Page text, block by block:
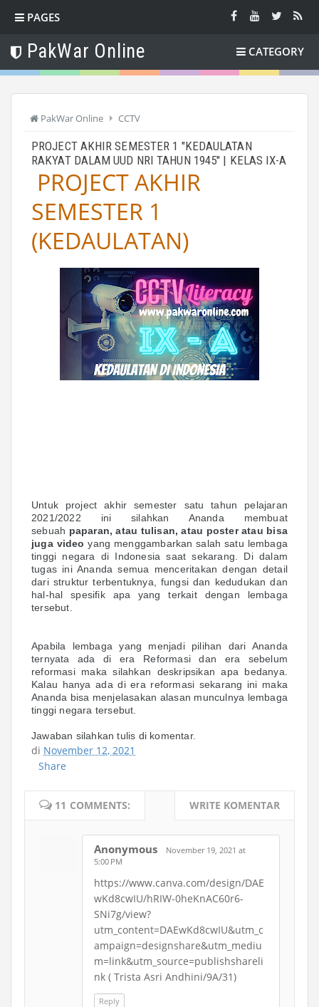
PAGES
PakWar Online CATEGORY
PakWar Online CCTV
PROJECT AKHIR SEMESTER 1 "KEDAULATAN
RAKYAT DALAM UUD NRI TAHUN 1945" | KELAS IX-A
PROJECT AKHIR
SEMESTER 1
(KEDAULATAN)
Untuk project akhir semester satu tahun pelajaran
2021/2022 ini silahkan Ananda membuat
sebuah paparan, atau tulisan, atau poster atau bisa
juga videoyang menggambarkan salah satu lembaga
tinggi negara di Indonesia saat sekarang. Di dalam
tugas ini Ananda semua menceritakan dengan detail
dari struktur terbentuknya, fungsi dan kedudukan dan
hal-hal spesifik apa yang terkait dengan lembaga
tersebut.
Apabila lembaga yang menjadi pilihan dari Ananda
ternyata ada di era Reformasi dan era sebelum
reformasi maka silahkan deskripsikan apa bedanya.
Kalau hanya ada di era reformasi sekarang ini maka
Ananda bisa menjelasakan alasan munculnya lembaga
tinggi negara tersebut.
Jawaban silahkan tulis di komentar.
di November 12, 2021
Share
11 COMMENTS: WRITE KOMENTAR
Anonymous
November 19, 2021 at
5:00 PM
https://www.canva.com/design/DAE
wKd8cwIU/hRIW-0heKnAC60r6-
SNi7g/view?
utm_content=DAEwKd8cwIU&utm_c
ampaign=designshare&utm_mediu
m=link&utm_source=publishshareli
nk ( Trista Asri Andhini/9A/31)
Reply